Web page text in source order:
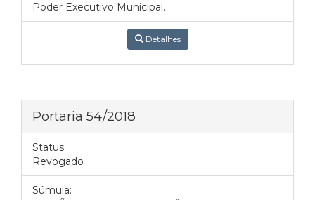
Poder Executivo Municipal.
Detalhes
Portaria 54/2018
Status:
Revogado
Súmula: